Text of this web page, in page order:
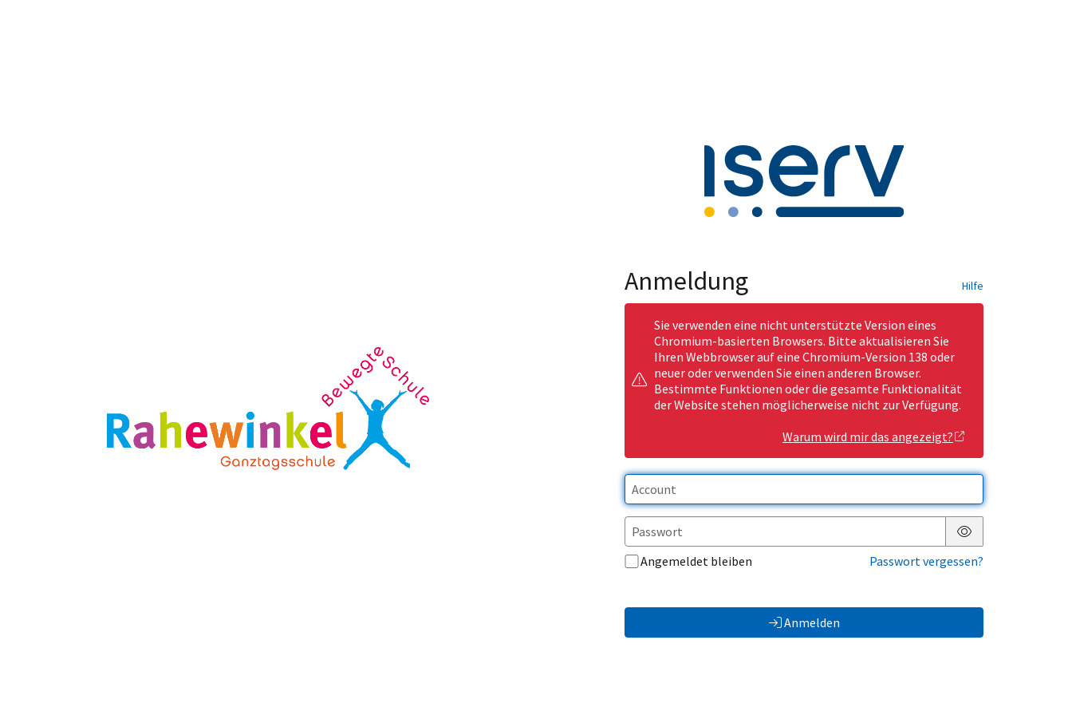
Anmeldung Hilfe
Sie verwenden eine nicht unterstützte Version eines
Chromium-basierten Browsers. Bitte aktualisieren Sie
Ihren Webbrowser auf eine Chromium-Version 138 oder
neuer oder verwenden Sie einen anderen Browser.
Bestimmte Funktionen oder die gesamte Funktionalität
der Website stehen möglicherweise nicht zur Verfügung.
Warum wird mir das angezeigt?
Passwort anzeigen
Angemeldet bleiben
Passwort vergessen?
Anmelden